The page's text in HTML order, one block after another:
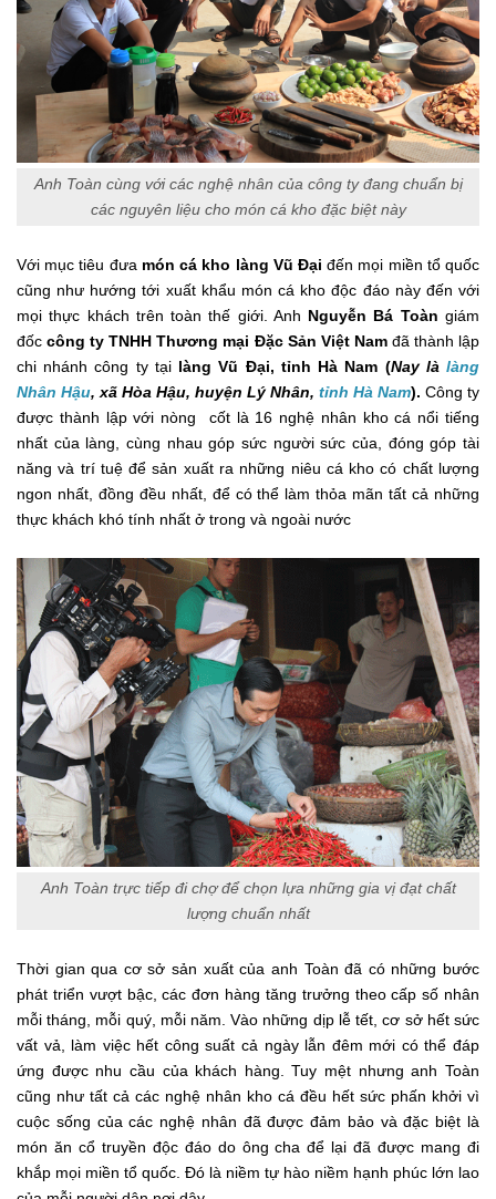
Anh Toàn cùng với các nghệ nhân của công ty đang chuẩn bị
các nguyên liệu cho món cá kho đặc biệt này
Với mục tiêu đưa món cá kho làng Vũ Đại đến mọi miền tổ quốc
cũng như hướng tới xuất khẩu món cá kho độc đáo này đến với
mọi thực khách trên toàn thế giới. Anh Nguyễn Bá Toàn giám
đốccông ty TNHH Thương mại Đặc Sản Việt Namđã thành lập
chi nhánh công ty tạilàng Vũ Đại, tỉnh Hà Nam (Nay làlàng
Nhân Hậu, xã Hòa Hậu, huyện Lý Nhân, tỉnh Hà Nam). Công ty
được thành lập với nòng cốt là 16 nghệ nhân kho cá nổi tiếng
nhất của làng, cùng nhau góp sức người sức của, đóng góp tài
năng và trí tuệ để sản xuất ra những niêu cá kho có chất lượng
ngon nhất, đồng đều nhất, để có thể làm thỏa mãn tất cả những
thực khách khó tính nhất ở trong và ngoài nước
Anh Toàn trực tiếp đi chợ để chọn lựa những gia vị đạt chất
lượng chuẩn nhất
Thời gian qua cơ sở sản xuất của anh Toàn đã có những bước
phát triển vượt bậc, các đơn hàng tăng trưởng theo cấp số nhân
mỗi tháng, mỗi quý, mỗi năm. Vào những dịp lễ tết, cơ sở hết sức
vất vả, làm việc hết công suất cả ngày lẫn đêm mới có thể đáp
ứng được nhu cầu của khách hàng. Tuy mệt nhưng anh Toàn
cũng như tất cả các nghệ nhân kho cá đều hết sức phấn khởi vì
cuộc sống của các nghệ nhân đã được đảm bảo và đặc biệt là
món ăn cổ truyền độc đáo do ông cha để lại đã được mang đi
khắp mọi miền tổ quốc. Đó là niềm tự hào niềm hạnh phúc lớn lao